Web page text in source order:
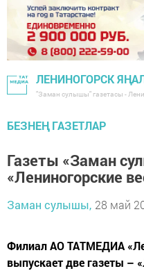
ЛЕНИНОГОРСК
"Заман сулышы" газетасы -
БЕЗНЕҢ ГАЗЕТЛАР
Газеты «Заман
«Лениногорские
Заман сулышы, 28 май
Филиал АО ТАТМЕДИА
выпускает две газеты –